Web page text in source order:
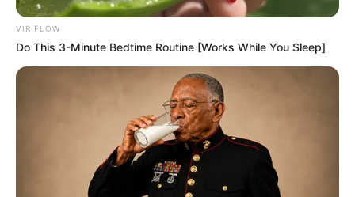
Rating
VIRIFLOW
Do This 3-Minute Bedtime Routine [Works While You Sleep]